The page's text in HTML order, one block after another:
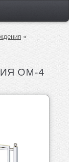
»
ОМ-4